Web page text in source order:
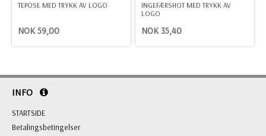
TEPOSE MED TRYKK AV LOGO
NOK 59,00
INGEFÆRSHOT MED TRYKK AV
LOGO
NOK 35,40
INFO
STARTSIDE
Betalingsbetingelser